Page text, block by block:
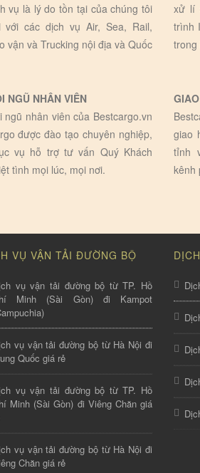
vụ là lý do tồn tại của chúng tôi
với các dịch vụ Air, Sea, Rail,
vận và Trucking nội địa và Quốc
xử lí
trình
trong
NGŨ NHÂN VIÊN
ngũ nhân viên của Bestcargo.vn
được đào tạo chuyên nghiệp,
vụ hỗ trợ tư vấn Quý Khách
tình mọi lúc, mọi nơi.
giao
tỉnh
kênh
VỤ VẬN TẢI ĐƯỜNG BỘ
vụ vận tải đường bộ từ TP. Hồ
Minh (Sài Gòn) đi Kampot
vụ vận tải đường bộ từ Hà Nội đi
Quốc giá rẻ
vụ vận tải đường bộ từ TP. Hồ
Minh (Sài Gòn) đi Viêng Chăn giá
vụ vận tải đường bộ từ Hà Nội đi
Chăn giá rẻ